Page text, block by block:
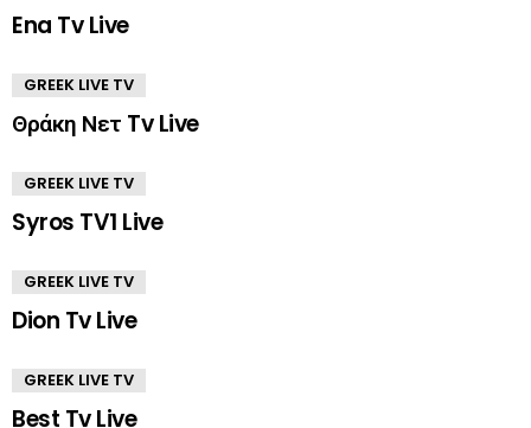
Ena Tv Live
GREEK LIVE TV
Θράκη Νετ Tv Live
GREEK LIVE TV
Syros TV1 Live
GREEK LIVE TV
Dion Tv Live
GREEK LIVE TV
Best Tv Live